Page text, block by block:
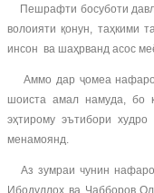
Пешрафти босуботи
волоияти қонун, таҳкими
инсон ва шаҳрванд асос
Аммо дар ҷомеа
шоиста амал намуда, бо
эҳтирому эътибори
менамоянд.
Аз зумраи чунин
Ибодуллоҳ ва Ҷабборов